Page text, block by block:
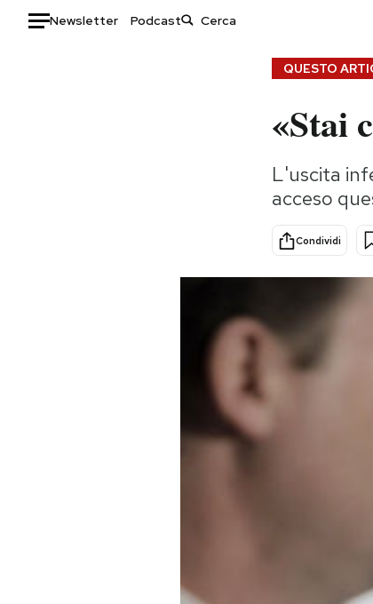
Newsletter Podcast
Consumismi
Storie/Idee
Ok Boomer!
Media
Altrecose
QUESTO
«Stai
L'uscita
acceso
Condividi